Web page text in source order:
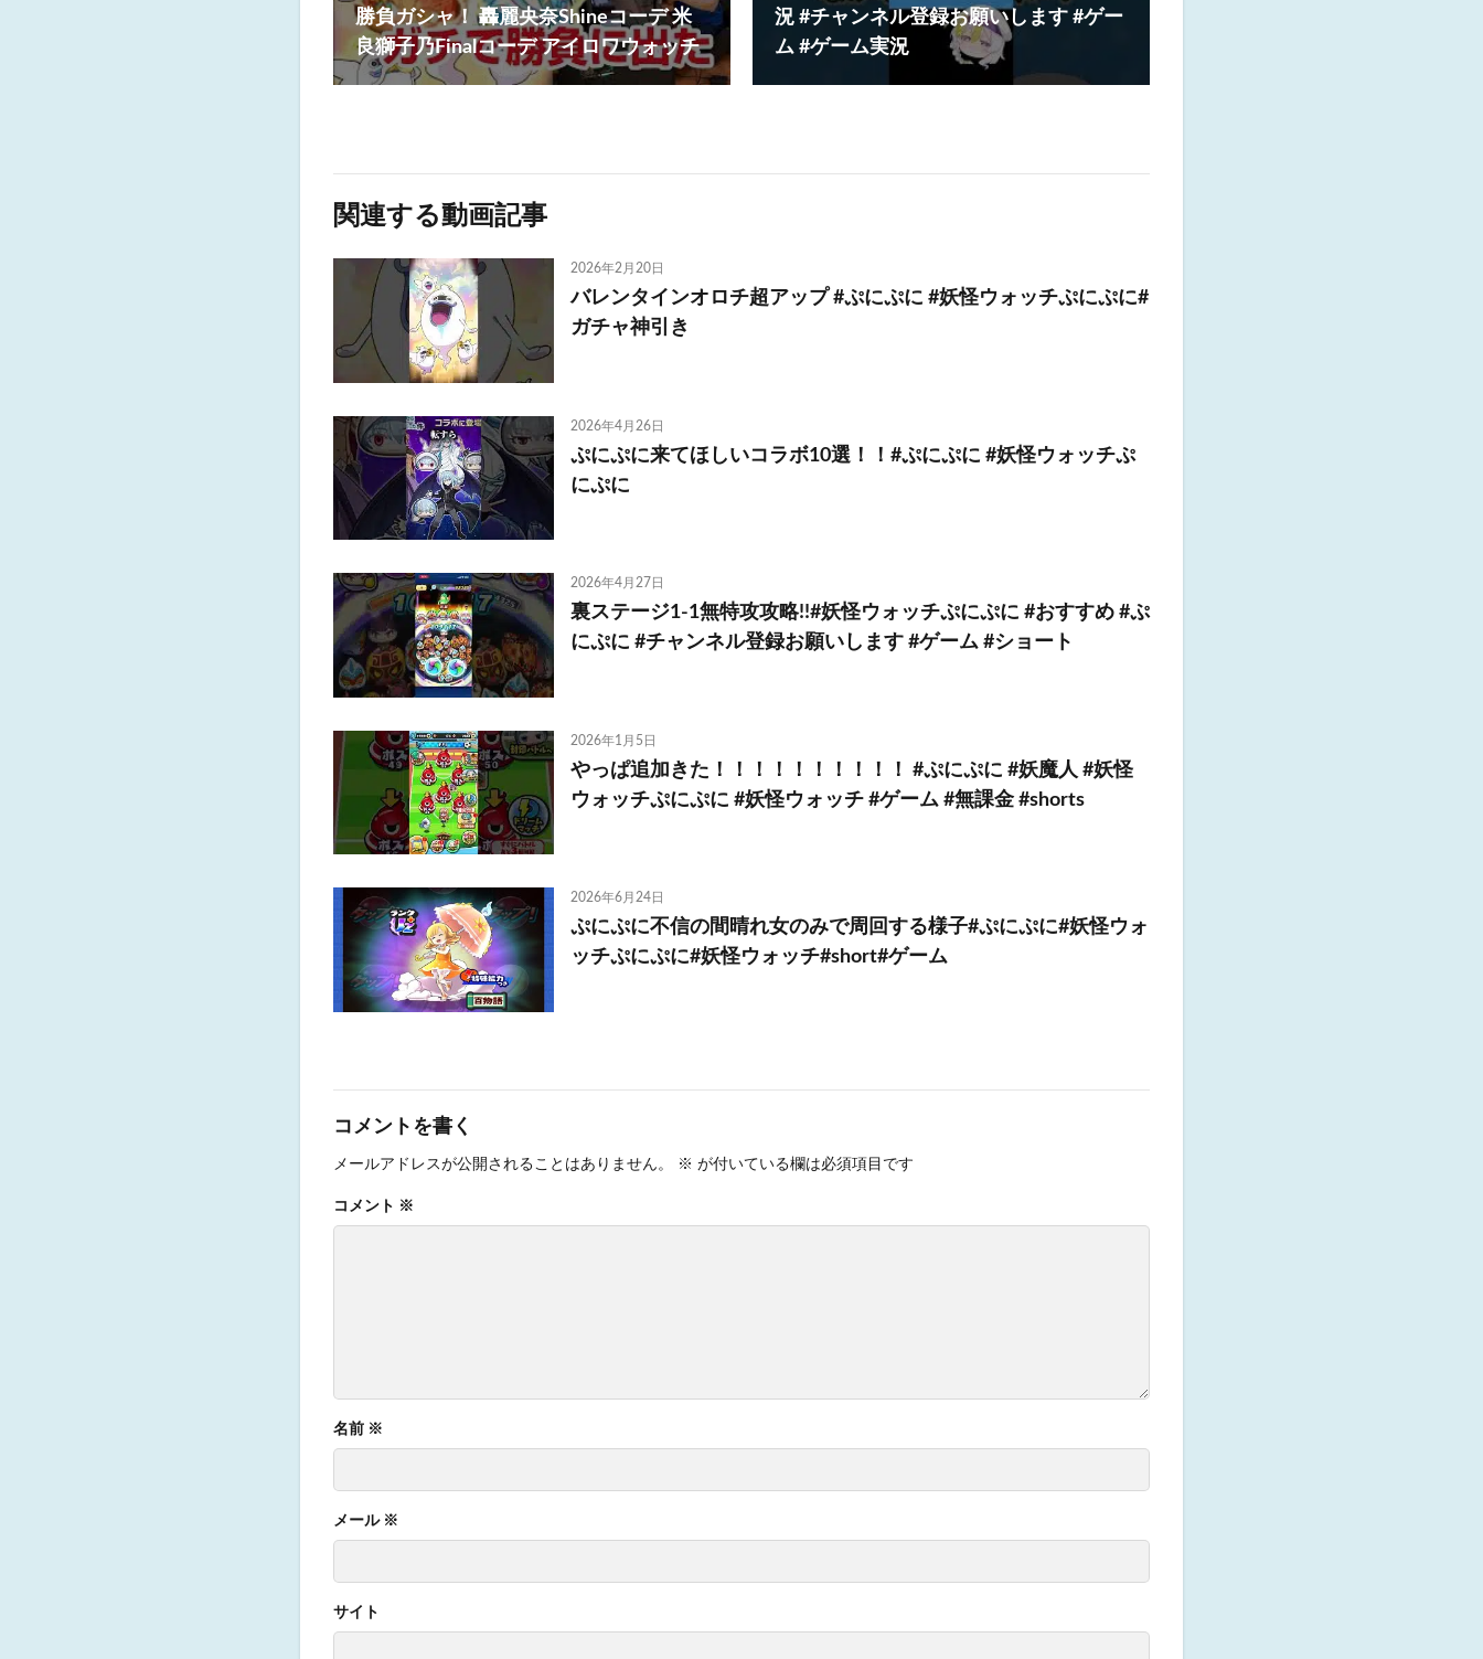
勝負ガシャ！ 轟麗央奈Shineコーデ 米
良獅子乃Finalコーデ アイロワウォッチ
況 #チャンネル登録お願いします #ゲー
ム #ゲーム実況
関連する動画記事
2026年2月20日
バレンタインオロチ超アップ #ぷにぷに #妖怪ウォッチぷにぷに#
ガチャ神引き
2026年4月26日
ぷにぷに来てほしいコラボ10選！！#ぷにぷに #妖怪ウォッチぷ
にぷに
2026年4月27日
裏ステージ1-1無特攻攻略!!#妖怪ウォッチぷにぷに #おすすめ #ぷ
にぷに #チャンネル登録お願いします #ゲーム #ショート
2026年1月5日
やっぱ追加きた！！！！！！！！！！ #ぷにぷに #妖魔人 #妖怪
ウォッチぷにぷに #妖怪ウォッチ #ゲーム #無課金 #shorts
2026年6月24日
ぷにぷに不信の間晴れ女のみで周回する様子#ぷにぷに#妖怪ウォ
ッチぷにぷに#妖怪ウォッチ#short#ゲーム
コメントを書く
メールアドレスが公開されることはありません。 ※ が付いている欄は必須項目です
コメント ※
名前 ※
メール ※
サイト